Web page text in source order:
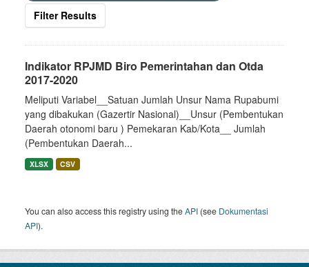
Filter Results
Indikator RPJMD Biro Pemerintahan dan Otda
2017-2020
Meliputi Variabel__Satuan Jumlah Unsur Nama Rupabumi
yang dibakukan (Gazertir Nasional)__Unsur (Pembentukan
Daerah otonomi baru ) Pemekaran Kab/Kota__ Jumlah
(Pembentukan Daerah...
XLSX CSV
You can also access this registry using theAPI (see Dokumentasi
API).